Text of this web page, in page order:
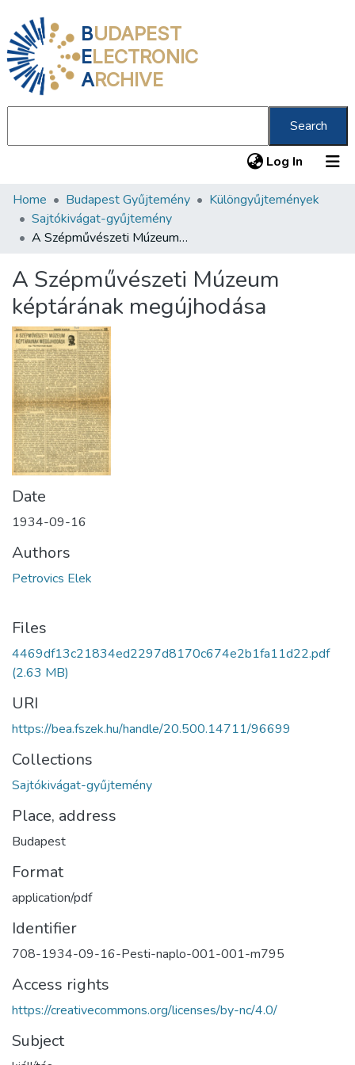
BUDAPEST
ELECTRONIC
ARCHIVE
Search
Log In (current)
Communities & Collections
All of DSpace
About us
Home Budapest Gyűjtemény
Különgyűjtemények
Sajtókivágat-gyűjtemény
A Szépművészeti Múzeum képtárának megújhodása
A Szépművészeti Múzeum
képtárának megújhodása
Date
1934-09-16
Authors
Petrovics Elek
Files
4469df13c21834ed2297d8170c674e2b1fa11d22.pdf
(2.63 MB)
URI
https://bea.fszek.hu/handle/20.500.14711/96699
Collections
Sajtókivágat-gyűjtemény
Place, address
Budapest
Format
application/pdf
Identifier
708-1934-09-16-Pesti-naplo-001-001-m795
Access rights
https://creativecommons.org/licenses/by-nc/4.0/
Subject